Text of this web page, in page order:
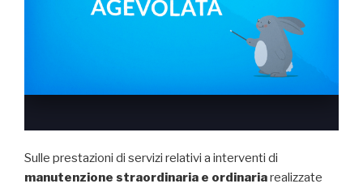
Sulle prestazioni di servizi relativi a interventi di
manutenzione straordinaria e ordinariarealizzate